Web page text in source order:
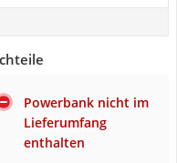
Powerbank nicht im
Lieferumfang
enthalten